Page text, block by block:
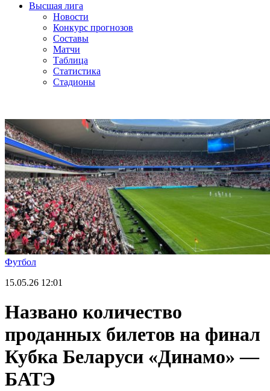
Высшая лига
Новости
Конкурс прогнозов
Составы
Матчи
Таблица
Статистика
Стадионы
Футбол
15.05.26 12:01
Названо количество
проданных билетов на финал
Кубка Беларуси «Динамо» —
БАТЭ